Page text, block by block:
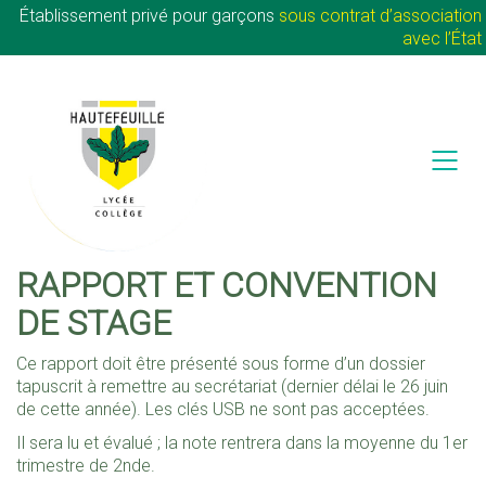
Établissement privé pour garçons sous contrat d’association
avec l’État
RAPPORT ET CONVENTION
DE STAGE
Ce rapport doit être présenté sous forme d’un dossier
tapuscrit à remettre au secrétariat (dernier délai le 26 juin
de cette année). Les clés USB ne sont pas acceptées.
Il sera lu et évalué ; la note rentrera dans la moyenne du 1er
trimestre de 2nde.